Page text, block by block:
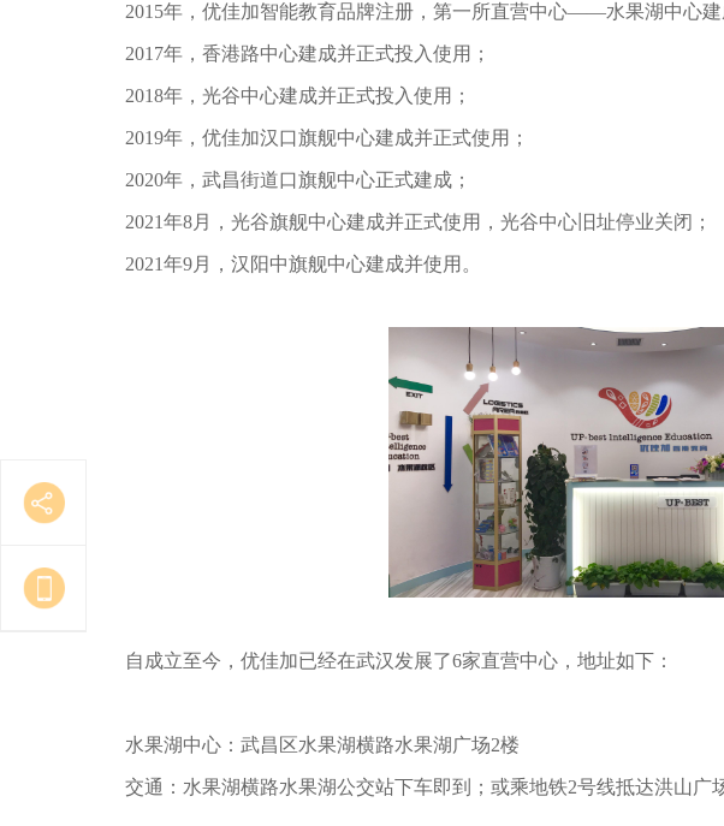
2015年，优佳加智能教育品牌注册，第一所直营中心——水果湖中心建
2017年，香港路中心建成并正式投入使用；
2018年，光谷中心建成并正式投入使用；
2019年，优佳加汉口旗舰中心建成并正式使用；
2020年，武昌街道口旗舰中心正式建成；
2021年8月，光谷旗舰中心建成并正式使用，光谷中心旧址停业关闭；
2021年9月，汉阳中旗舰中心建成并使用。
自成立至今，优佳加已经在武汉发展了6家直营中心，地址如下：
水果湖中心：武昌区水果湖横路水果湖广场2楼
交通：水果湖横路水果湖公交站下车即到；或乘地铁2号线抵达洪山广